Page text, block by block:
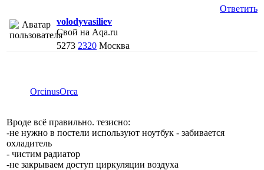
Ответить
volodyvasiliev
Свой на Aqa.ru
5273 2320 Москва
ОrcinusОrca
Вроде всё правильно. тезисно:
-не нужно в постели используют ноутбук - забивается
охладитель
- чистим радиатор
-не закрываем доступ циркуляции воздуха